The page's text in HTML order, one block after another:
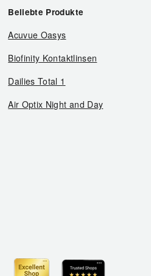
Beliebte Produkte
Acuvue Oasys
Biofinity Kontaktlinsen
Dailies Total 1
Air Optix Night and Day